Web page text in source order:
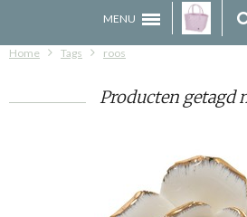
MENU
Home Tags roos
Producten getagd